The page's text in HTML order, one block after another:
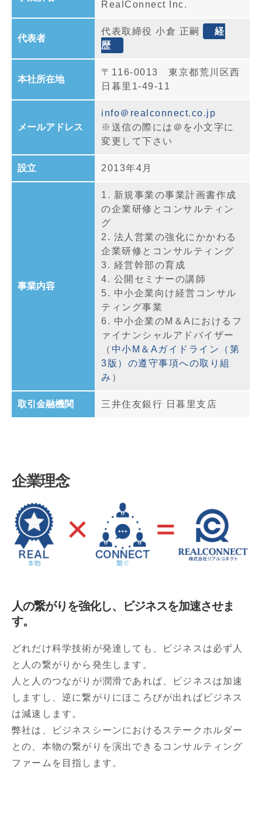
RealConnect Inc.
代表者
代表取締役 小倉 正嗣
経
歴
本社所在地
〒116-0013 東京都荒川区西
日暮里1-49-11
メールアドレス
info＠realconnect.co.jp
※送信の際には＠を小文字に
変更して下さい
設立 2013年4月
事業内容
1. 新規事業の事業計画書作成
の企業研修とコンサルティン
グ
2. 法人営業の強化にかかわる
企業研修とコンサルティング
3. 経営幹部の育成
4. 公開セミナーの講師
5. 中小企業向け経営コンサル
ティング事業
6. 中小企業のM＆Aにおけるフ
ァイナンシャルアドバイザー
（ 中小M＆Aガイドライン（第
3版）の遵守事項への取り組
み ）
取引金融機関 三井住友銀行 日暮里支店
企業理念
人の繋がりを強化し、ビジネスを加速させま
す。
どれだけ科学技術が発達しても、ビジネスは必ず人
と人の繋がりから発生します。
人と人のつながりが潤滑であれば、ビジネスは加速
しますし、逆に繋がりにほころびが出ればビジネス
は減速します。
弊社は、ビジネスシーンにおけるステークホルダー
との、本物の繋がりを演出できるコンサルティング
ファームを目指します。